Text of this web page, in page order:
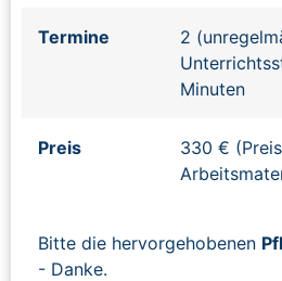
Termine
2
Minuten
Preis
330 €
Bitte die hervorgehobenen
- Danke.